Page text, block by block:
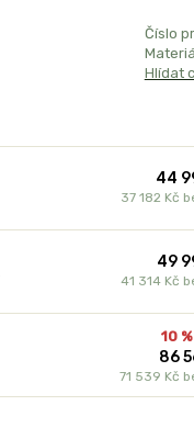
Číslo
Hlídat
44
37 182 Kč
49
41 314 Kč
10
86
71 539 Kč